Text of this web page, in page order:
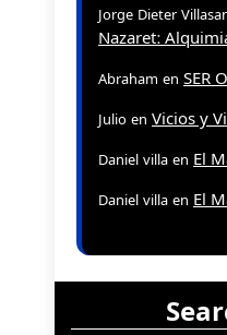
Jorge Dieter
Nazaret:
Abraham en SER
Julio en Vicios y
Daniel villaen El
Daniel villaen El